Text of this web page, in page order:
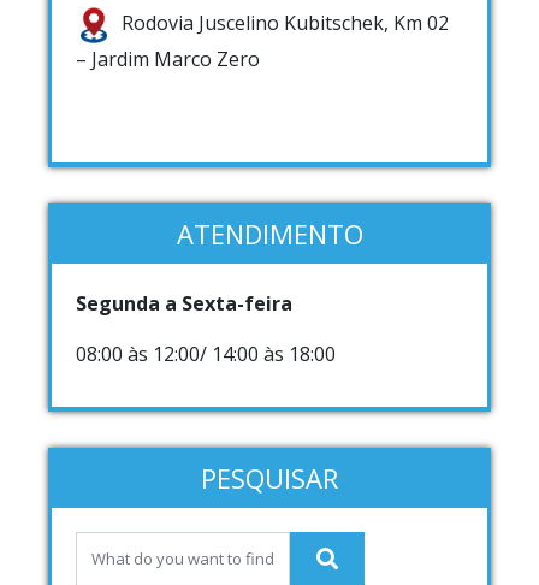
Rodovia Juscelino Kubitschek, Km 02
– Jardim Marco Zero
ATENDIMENTO
Segunda a Sexta-feira
08:00 às 12:00/ 14:00 às 18:00
PESQUISAR